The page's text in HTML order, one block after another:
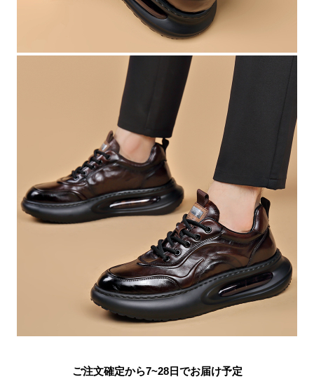
ご注文確定から7~28日でお届け予定